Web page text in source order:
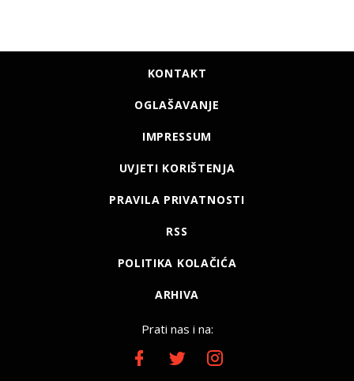
KONTAKT
OGLAŠAVANJE
IMPRESSUM
UVJETI KORIŠTENJA
PRAVILA PRIVATNOSTI
RSS
POLITIKA KOLAČIĆA
ARHIVA
Prati nas i na: